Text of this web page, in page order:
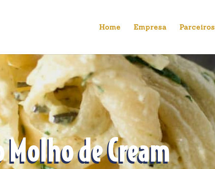
Home Empresa Parceiros
de Cream